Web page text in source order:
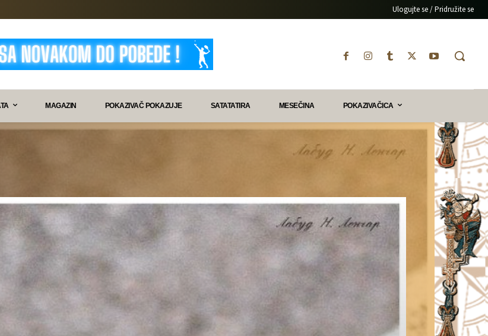
Ulogujte se / Pridružite se
MAGAZIN POKAZIVAČ POKAZUJE SATATATIRA MESEČINA POKAZIVAČICA